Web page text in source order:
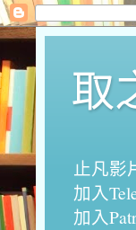
取
止凡影
加入
加入